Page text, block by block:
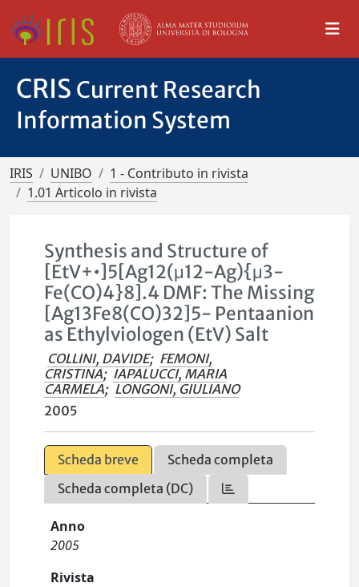
CRIS Current Research
Information System
IRIS UNIBO
1 - Contributo in rivista
1.01 Articolo in rivista
Synthesis and Structure of
[EtV+•]5[Ag12(μ12-Ag){μ3-
Fe(CO)4}8].4 DMF: The Missing
[Ag13Fe8(CO)32]5- Pentaanion
as Ethylviologen (EtV) Salt
COLLINI, DAVIDE; FEMONI,
CRISTINA; IAPALUCCI, MARIA
CARMELA; LONGONI, GIULIANO
2005
Scheda breve
Scheda completa
Scheda completa (DC)
Anno
2005
Rivista